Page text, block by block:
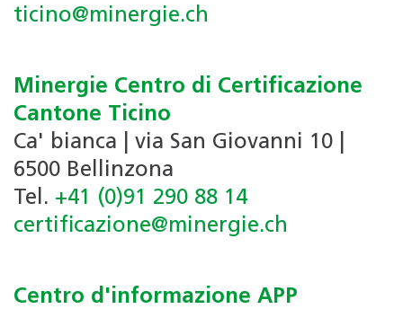
ticino@minergie.ch
Minergie Centro di Certificazione
Cantone Ticino
Ca' bianca | via San Giovanni 10 |
6500 Bellinzona
Tel. +41 (0)91 290 88 14
certificazione@minergie.ch
Centro d'informazione APP